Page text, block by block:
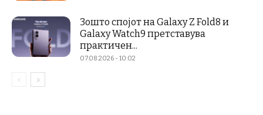
Зошто спојот на Galaxy Z Fold8 и
Galaxy Watch9 претставува
практичен...
07.08.2026 - 10:02